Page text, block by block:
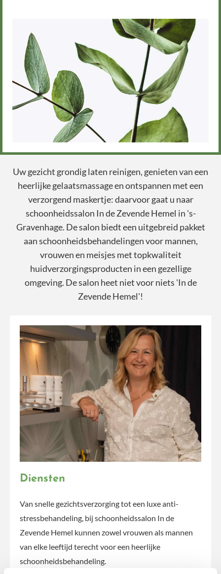
Uw gezicht grondig laten reinigen, genieten van een
heerlijke gelaatsmassage en ontspannen met een
verzorgend maskertje: daarvoor gaat u naar
schoonheidssalon In de Zevende Hemel in 's-
Gravenhage. De salon biedt een uitgebreid pakket
aan schoonheidsbehandelingen voor mannen,
vrouwen en meisjes met topkwaliteit
huidverzorgingsproducten in een gezellige
omgeving. De salon heet niet voor niets 'In de
Zevende Hemel'!
Diensten
Van snelle gezichtsverzorging tot een luxe anti-
stressbehandeling, bij schoonheidssalon In de
Zevende Hemel kunnen zowel vrouwen als mannen
van elke leeftijd terecht voor een heerlijke
schoonheidsbehandeling.